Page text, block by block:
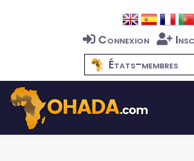
Connexion
États-membres